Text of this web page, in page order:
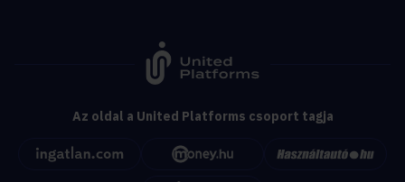
Az oldal a United Platforms csoport tagja